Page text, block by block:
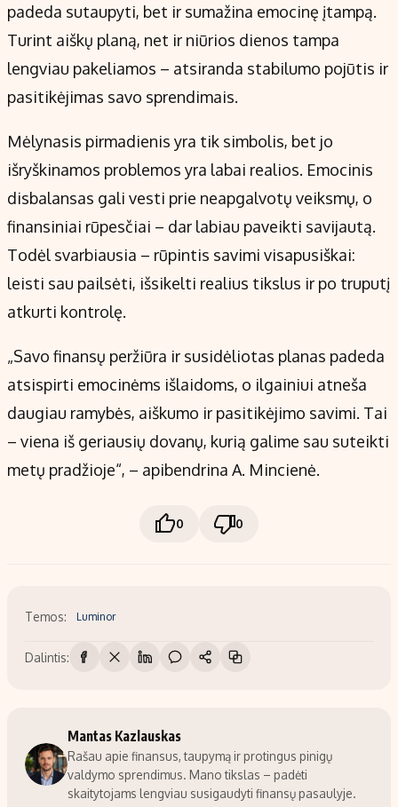
padeda sutaupyti, bet ir sumažina emocinę įtampą.
Turint aiškų planą, net ir niūrios dienos tampa
lengviau pakeliamos – atsiranda stabilumo pojūtis ir
pasitikėjimas savo sprendimais.
Mėlynasis pirmadienis yra tik simbolis, bet jo
išryškinamos problemos yra labai realios. Emocinis
disbalansas gali vesti prie neapgalvotų veiksmų, o
finansiniai rūpesčiai – dar labiau paveikti savijautą.
Todėl svarbiausia – rūpintis savimi visapusiškai:
leisti sau pailsėti, išsikelti realius tikslus ir po truputį
atkurti kontrolę.
„Savo finansų peržiūra ir susidėliotas planas padeda
atsispirti emocinėms išlaidoms, o ilgainiui atneša
daugiau ramybės, aiškumo ir pasitikėjimo savimi. Tai
– viena iš geriausių dovanų, kurią galime sau suteikti
metų pradžioje“, – apibendrina A. Mincienė.
0 0
Temos: Luminor
Dalintis:
Mantas Kazlauskas
Rašau apie finansus, taupymą ir protingus pinigų
valdymo sprendimus. Mano tikslas – padėti
skaitytojams lengviau susigaudyti finansų pasaulyje.